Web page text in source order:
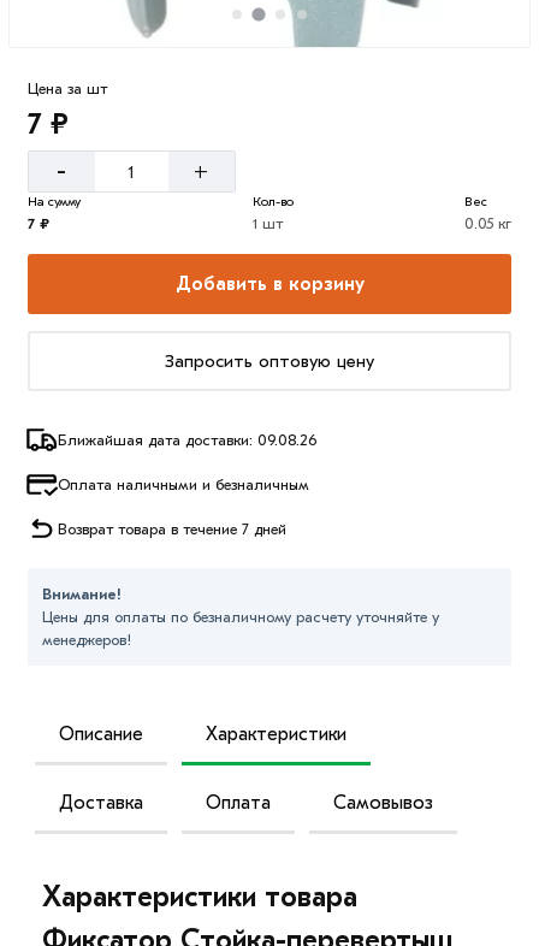
Ближайшая дата доставки: 09.08.26
Оплата наличными и безналичным
Возврат товара в течение 7 дней
Внимание!
Цены для оплаты по безналичному расчету уточняйте у
менеджеров!
Цена за шт
7 ₽
- +
На сумму
7 ₽
Кол-во
1 шт
Вес
0.05 кг
Добавить в корзину
Запросить оптовую цену
Описание Характеристики
Доставка Оплата Самовывоз
Характеристики товара